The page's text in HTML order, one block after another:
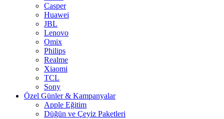
Casper
Huawei
JBL
Lenovo
Omix
Philips
Realme
Xiaomi
TCL
Sony
Özel Günler & Kampanyalar
Apple Eğitim
Düğün ve Çeyiz Paketleri